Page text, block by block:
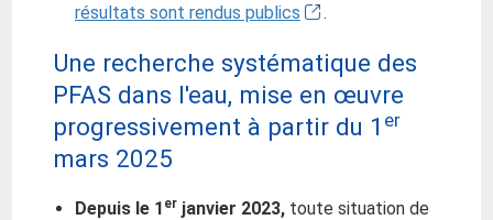
résultats sont rendus publics
.
Une recherche systématique des
PFAS dans l'eau, mise en œuvre
progressivement à partir du 1 er
mars 2025
Depuis le 1 er janvier 2023, toute situation de